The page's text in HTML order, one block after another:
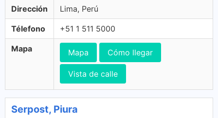
Dirección Lima, Perú
Télefono +51 1 511 5000
Mapa Mapa Cómo llegar
Vista de calle
Serpost, Piura